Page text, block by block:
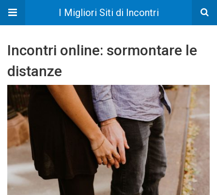
I Migliori Siti di Incontri
Incontri online: sormontare le
distanze